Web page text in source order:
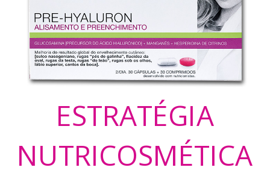
ESTRATÉGIA
NUTRICOSMÉTICA